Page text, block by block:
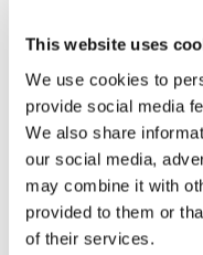
This website uses
We use cookies to
provide social media
We also share
our social media,
may combine it with
provided to them or
of their services.
Tote bag: Composition
with Large Red Plane,
€ 16,99
VOEG TOE